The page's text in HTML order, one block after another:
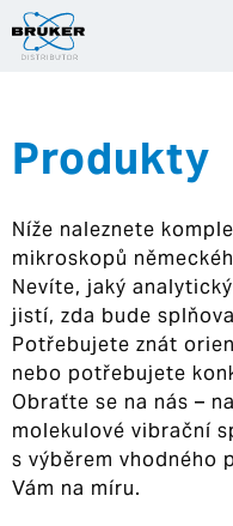
|
Produkty
Níže naleznete
mikroskopů
Nevíte, jaký
jistí, zda bude
Potřebujete znát
nebo potřebujete
Obraťte se na nás –
molekulové vibrační
s výběrem vhodného
Vám na míru.